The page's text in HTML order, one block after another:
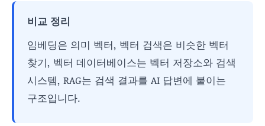
비교 정리
임베딩은 의미 벡터, 벡터 검색은 비슷한 벡터
찾기, 벡터 데이터베이스는 벡터 저장소와 검색
시스템, RAG는 검색 결과를 AI 답변에 붙이는
구조입니다.